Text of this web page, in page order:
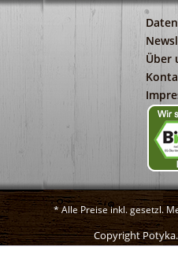
Über
* Alle Preise inkl. gesetzl.
Copyright